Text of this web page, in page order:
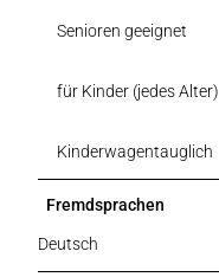
Senioren geeignet
für Kinder (jedes Alter)
Kinderwagentauglich
Fremdsprachen
Deutsch